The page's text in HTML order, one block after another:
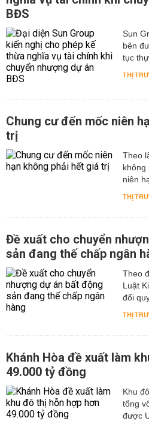
BĐS
Sun
bên
tục
THỊ
Chung cư đến mốc niên
trị
Theo
không
niên
THỊ
Đề xuất cho chuyển
sản đang thế chấp ngân
Theo
Luật
đổi
THỊ
Khánh Hòa đề xuất làm
49.000 tỷ đồng
Khu
tổng
được